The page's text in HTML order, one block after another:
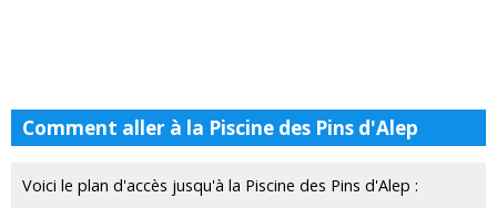
Comment aller à la Piscine des Pins d'Alep
Voici le plan d'accès jusqu'à la Piscine des Pins d'Alep :